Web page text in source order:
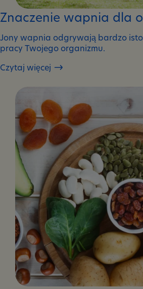
Znaczenie wapnia dla
Jony wapnia odgrywają bardzo
pracy Twojego organizmu.
Czytaj więcej
Znaczenie
organizmu